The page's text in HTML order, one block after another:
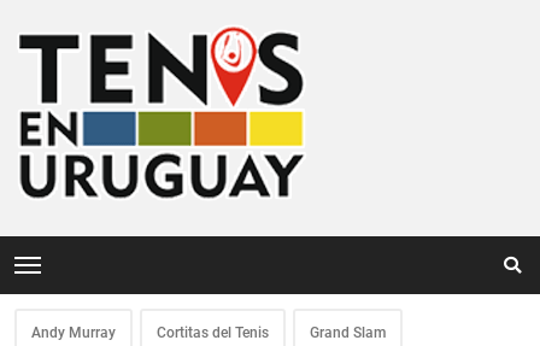
Andy Murray Cortitas del Tenis Grand Slam